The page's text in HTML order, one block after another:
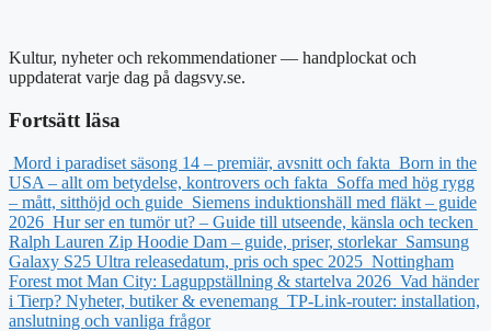
Kultur, nyheter och rekommendationer — handplockat och
uppdaterat varje dag på dagsvy.se.
Fortsätt läsa
Mord i paradiset säsong 14 – premiär, avsnitt och fakta Born in the
USA – allt om betydelse, kontrovers och fakta Soffa med hög rygg
– mått, sitthöjd och guide Siemens induktionshäll med fläkt – guide
2026 Hur ser en tumör ut? – Guide till utseende, känsla och tecken
Ralph Lauren Zip Hoodie Dam – guide, priser, storlekar Samsung
Galaxy S25 Ultra releasedatum, pris och spec 2025 Nottingham
Forest mot Man City: Laguppställning & startelva 2026 Vad händer
i Tierp? Nyheter, butiker & evenemang TP-Link-router: installation,
anslutning och vanliga frågor